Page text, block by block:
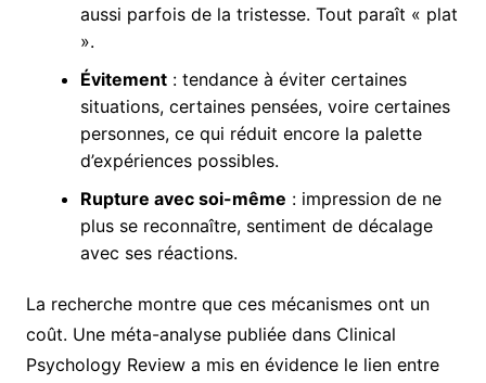
aussi parfois de la tristesse. Tout paraît « plat
».
Évitement: tendance à éviter certaines
situations, certaines pensées, voire certaines
personnes, ce qui réduit encore la palette
d’expériences possibles.
Rupture avec soi-même : impression de ne
plus se reconnaître, sentiment de décalage
avec ses réactions.
La recherche montre que ces mécanismes ont un
coût. Une méta-analyse publiée dans Clinical
Psychology Review a mis en évidence le lien entre